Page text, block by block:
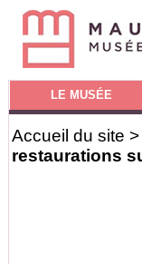
LE MUSÉE
Accueil du site >
restaurations